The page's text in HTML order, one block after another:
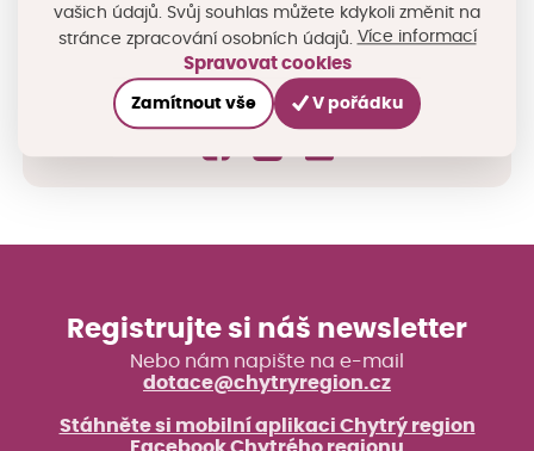
dotačním portálu KHK (
https://dotace.khk.cz/
Sdílejte na sociálních sítích
Registrujte si náš newsletter
Nebo nám napište na e-mail
dotace@chytryregion.cz
Stáhněte si mobilní aplikaci Chytrý region
vašich údajů. Svůj souhlas můžete kdykoli změnit na
stránce zpracování osobních údajů. Více informací
Spravovat cookies
Zamítnout vše V pořádku